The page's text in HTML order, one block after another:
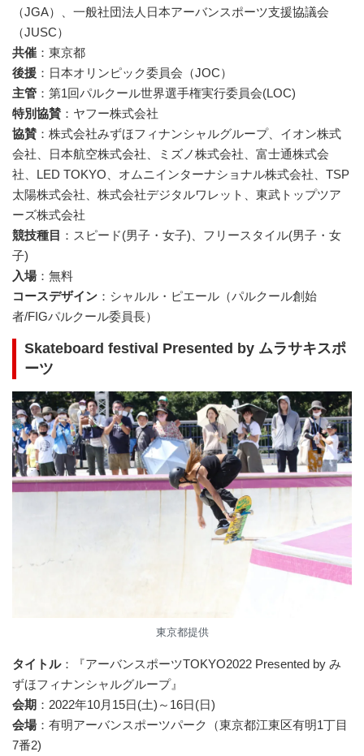
（JGA）、一般社団法人日本アーバンスポーツ支援協議会
（JUSC）
共催 ：東京都
後援 ：日本オリンピック委員会（JOC）
主管 ：第1回パルクール世界選手権実行委員会(LOC)
特別協賛 ：ヤフー株式会社
協賛 ：株式会社みずほフィナンシャルグループ、イオン株式
会社、日本航空株式会社、ミズノ株式会社、富士通株式会
社、LED TOKYO、オムニインターナショナル株式会社、TSP
太陽株式会社、株式会社デジタルワレット、東武トップツア
ーズ株式会社
競技種目 ：スピード(男子・女子)、フリースタイル(男子・女
子)
入場：無料
コースデザイン ：シャルル・ピエール（パルクール創始
者/FIGパルクール委員長）
Skateboard festival Presented by ムラサキスポ
ーツ
東京都提供
タイトル：『アーバンスポーツTOKYO2022 Presented by み
ずほフィナンシャルグループ』
会期 ：2022年10月15日(土)～16日(日)
会場：有明アーバンスポーツパーク（東京都江東区有明1丁目
7番2)